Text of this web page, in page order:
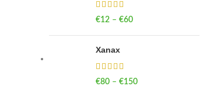
€12 – €60Price range: €12
Xanax
€80 – €150Price range: €80